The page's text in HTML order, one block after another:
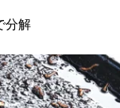
分解